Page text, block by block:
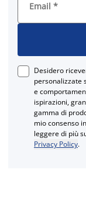
Email *
Desidero
personalizzate
e
ispirazioni,
gamma di
mio consenso
leggere di più
Privacy Policy.